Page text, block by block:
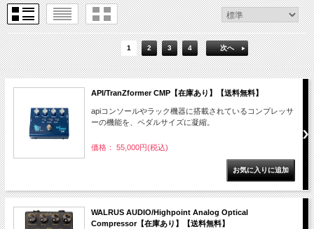
1 2 3 4 次へ
API/TranZformer CMP【在庫あり】【送料無料】
apiコンソールやラック機器に搭載されているコンプレッサ
ーの機能を、ペダルサイズに凝縮。
価格： 55,000円(税込)
WALRUS AUDIO/Highpoint Analog Optical
Compressor【在庫あり】【送料無料】